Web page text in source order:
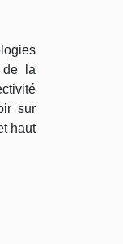
de la
sur
haut